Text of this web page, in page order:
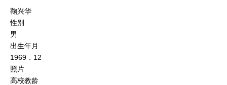
鞠兴华
性别
男
出生年月
1969．12
照片
高校教龄